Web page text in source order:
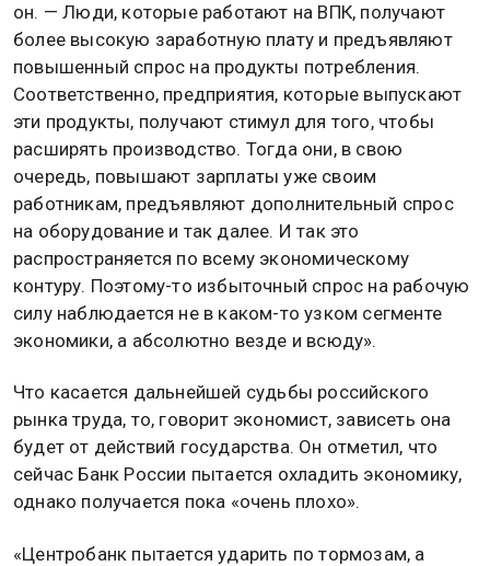
он. — Люди, которые работают на ВПК, получают
более высокую заработную плату и предъявляют
повышенный спрос на продукты потребления.
Соответственно, предприятия, которые выпускают
эти продукты, получают стимул для того, чтобы
расширять производство. Тогда они, в свою
очередь, повышают зарплаты уже своим
работникам, предъявляют дополнительный спрос
на оборудование и так далее. И так это
распространяется по всему экономическому
контуру. Поэтому-то избыточный спрос на рабочую
силу наблюдается не в каком-то узком сегменте
экономики, а абсолютно везде и всюду».
Что касается дальнейшей судьбы российского
рынка труда, то, говорит экономист, зависеть она
будет от действий государства. Он отметил, что
сейчас Банк России пытается охладить экономику,
однако получается пока «очень плохо».
«Центробанк пытается ударить по тормозам, а